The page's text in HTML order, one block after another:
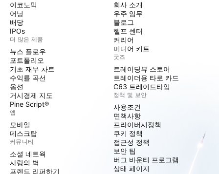
이코노믹
어닝
배당
IPOs
더 많은 제품
뉴스 플로우
포트폴리오
기초 재무 차트
수익률 곡선
옵션
거시경제 지도
Pine Script®
앱
모바일
데스크탑
커뮤니티
소셜 네트웍
사랑의 벽
프렌드 리퍼하기
회사 소개
우주 임무
블로그
헬프 센터
커리어
미디어 키트
굿즈
트레이딩뷰 스토어
트레이더용 타로 카드
C63 트레이드타임
정책 및 보안
사용조건
면책사항
프라이버시정책
쿠키 정책
접근성 정책
보안 팁
버그 바운티 프로그램
상태 페이지